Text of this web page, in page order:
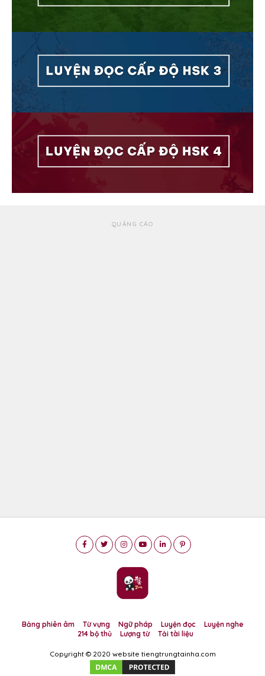
QUẢNG CÁO
Bảng phiên âm Từ vựng Ngữ pháp Luyện đọc
Luyện nghe
214 bộ thủ
Lượng từ Tải tài liệu
Copyright © 2020 website tiengtrungtainha.com